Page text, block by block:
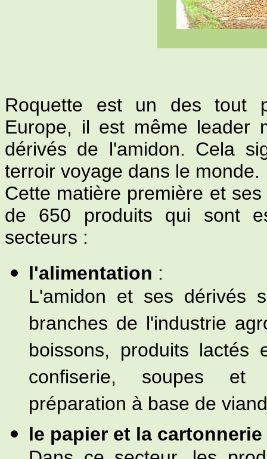
Roquette est un des tout
Europe, il est même leader
dérivés de l'amidon. Cela
terroir voyage dans le monde.
Cette matière première et
de 650 produits qui sont
secteurs :
l'alimentation :
L'amidon et ses dérivés
branches de l'industrie
boissons, produits lactés
confiserie, soupes et
préparation à base de
le papier et la cartonnerie